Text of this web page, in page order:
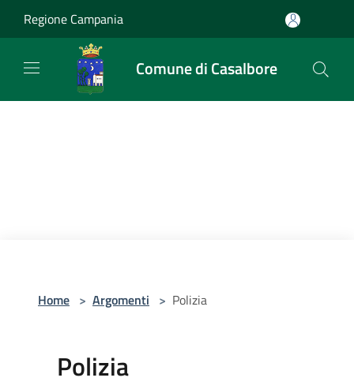
Regione Campania
Comune di Casalbore
Home > Argomenti > Polizia
Polizia